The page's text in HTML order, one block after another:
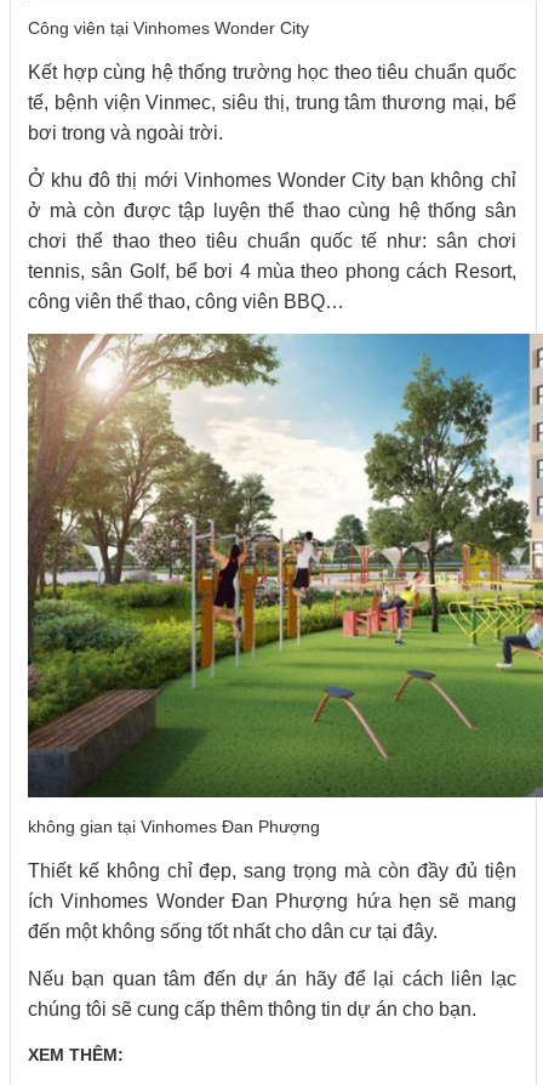
Công viên tại Vinhomes Wonder City
Kết hợp cùng hệ thống trường học theo tiêu chuẩn quốc
tế, bệnh viện Vinmec, siêu thị, trung tâm thương mại, bể
bơi trong và ngoài trời.
Ở khu đô thị mới Vinhomes Wonder City bạn không chỉ
ở mà còn được tập luyện thể thao cùng hệ thống sân
chơi thể thao theo tiêu chuẩn quốc tế như: sân chơi
tennis, sân Golf, bể bơi 4 mùa theo phong cách Resort,
công viên thể thao, công viên BBQ…
không gian tại Vinhomes Đan Phượng
Thiết kế không chỉ đẹp, sang trọng mà còn đầy đủ tiện
ích Vinhomes Wonder Đan Phượng hứa hẹn sẽ mang
đến một không sống tốt nhất cho dân cư tại đây.
Nếu bạn quan tâm đến dự án hãy để lại cách liên lạc
chúng tôi sẽ cung cấp thêm thông tin dự án cho bạn.
XEM THÊM: